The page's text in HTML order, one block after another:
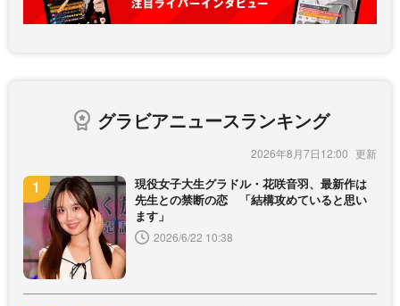
グラビアニュースランキング
2026年8月7日12:00
現役女子大生グラドル・花咲音羽、最新作は
先生との禁断の恋 「結構攻めていると思い
ます」
2026/6/22 10:38